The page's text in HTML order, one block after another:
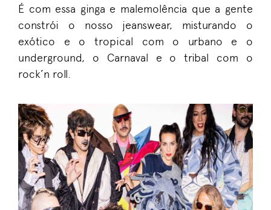
É com essa ginga e malemolência que a gente
constrói o nosso jeanswear, misturando o
exótico e o tropical com o urbano e o
underground, o Carnaval e o tribal com o
rock’n roll.